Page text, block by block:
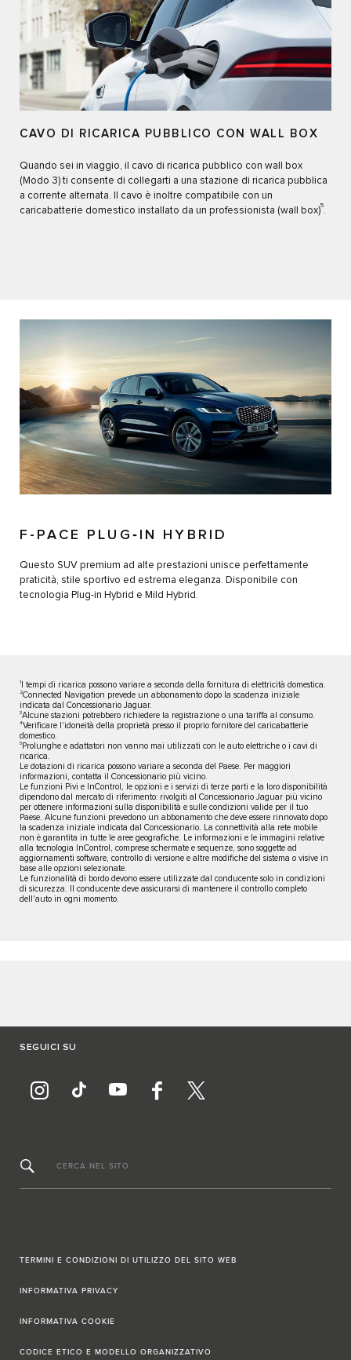
CAVO DI RICARICA PUBBLICO CON WALL BOX
Quando sei in viaggio, il cavo di ricarica pubblico con wall box
(Modo 3) ti consente di collegarti a una stazione di ricarica pubblica
a corrente alternata. Il cavo è inoltre compatibile con un
caricabatterie domestico installato da un professionista (wall box)5.
F-PACE PLUG‑IN HYBRID
Questo SUV premium ad alte prestazioni unisce perfettamente
praticità, stile sportivo ed estrema eleganza. Disponibile con
tecnologia Plug-in Hybrid e Mild Hybrid.
1 I tempi di ricarica possono variare a seconda della fornitura di elettricità domestica.
2Connected Navigation prevede un abbonamento dopo la scadenza iniziale
indicata dal Concessionario Jaguar.
3Alcune stazioni potrebbero richiedere la registrazione o una tariffa al consumo.
4Verificare l'idoneità della proprietà presso il proprio fornitore del caricabatterie
domestico.
5 Prolunghe e adattatori non vanno mai utilizzati con le auto elettriche o i cavi di
ricarica.
Le dotazioni di ricarica possono variare a seconda del Paese. Per maggiori
informazioni, contatta il Concessionario più vicino.
Le funzioni Pivi e InControl, le opzioni e i servizi di terze parti e la loro disponibilità
dipendono dal mercato di riferimento: rivolgiti al Concessionario Jaguar più vicino
per ottenere informazioni sulla disponibilità e sulle condizioni valide per il tuo
Paese. Alcune funzioni prevedono un abbonamento che deve essere rinnovato dopo
la scadenza iniziale indicata dal Concessionario. La connettività alla rete mobile
non è garantita in tutte le aree geografiche. Le informazioni e le immagini relative
alla tecnologia InControl, comprese schermate e sequenze, sono soggette ad
aggiornamenti software, controllo di versione e altre modifiche del sistema o visive in
base alle opzioni selezionate.
Le funzionalità di bordo devono essere utilizzate dal conducente solo in condizioni
di sicurezza. Il conducente deve assicurarsi di mantenere il controllo completo
dell'auto in ogni momento.
SEGUICI SU
CERCA NEL SITO
TERMINI E CONDIZIONI DI UTILIZZO DEL SITO WEB
INFORMATIVA PRIVACY
INFORMATIVA COOKIE
CODICE ETICO E MODELLO ORGANIZZATIVO